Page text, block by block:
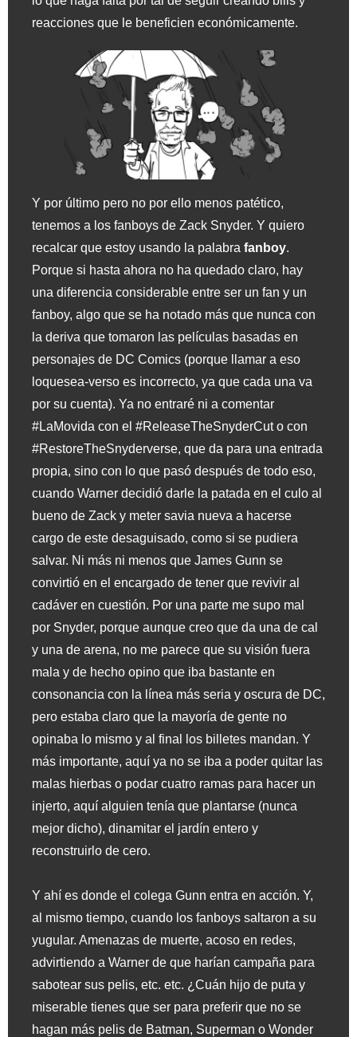
reacciones que le beneficien económicamente.
Y por último pero no por ello menos patético,
tenemos a los fanboys de Zack Snyder. Y quiero
recalcar que estoy usando la palabra fanboy.
Porque si hasta ahora no ha quedado claro, hay
una diferencia considerable entre ser un fan y un
fanboy, algo que se ha notado más que nunca con
la deriva que tomaron las películas basadas en
personajes de DC Comics (porque llamar a eso
loquesea-verso es incorrecto, ya que cada una va
por su cuenta). Ya no entraré ni a comentar
#LaMovida con el #ReleaseTheSnyderCut o con
#RestoreTheSnyderverse, que da para una entrada
propia, sino con lo que pasó después de todo eso,
cuando Warner decidió darle la patada en el culo al
bueno de Zack y meter savia nueva a hacerse
cargo de este desaguisado, como si se pudiera
salvar. Ni más ni menos que James Gunn se
convirtió en el encargado de tener que revivir al
cadáver en cuestión. Por una parte me supo mal
por Snyder, porque aunque creo que da una de cal
y una de arena, no me parece que su visión fuera
mala y de hecho opino que iba bastante en
consonancia con la línea más seria y oscura de DC,
pero estaba claro que la mayoría de gente no
opinaba lo mismo y al final los billetes mandan. Y
más importante, aquí ya no se iba a poder quitar las
malas hierbas o podar cuatro ramas para hacer un
injerto, aquí alguien tenía que plantarse (nunca
mejor dicho), dinamitar el jardín entero y
reconstruirlo de cero.
Y ahí es donde el colega Gunn entra en acción. Y,
al mismo tiempo, cuando los fanboys saltaron a su
yugular. Amenazas de muerte, acoso en redes,
advirtiendo a Warner de que harían campaña para
sabotear sus pelis, etc. etc. ¿Cuán hijo de puta y
miserable tienes que ser para preferir que no se
hagan más pelis de Batman, Superman o Wonder